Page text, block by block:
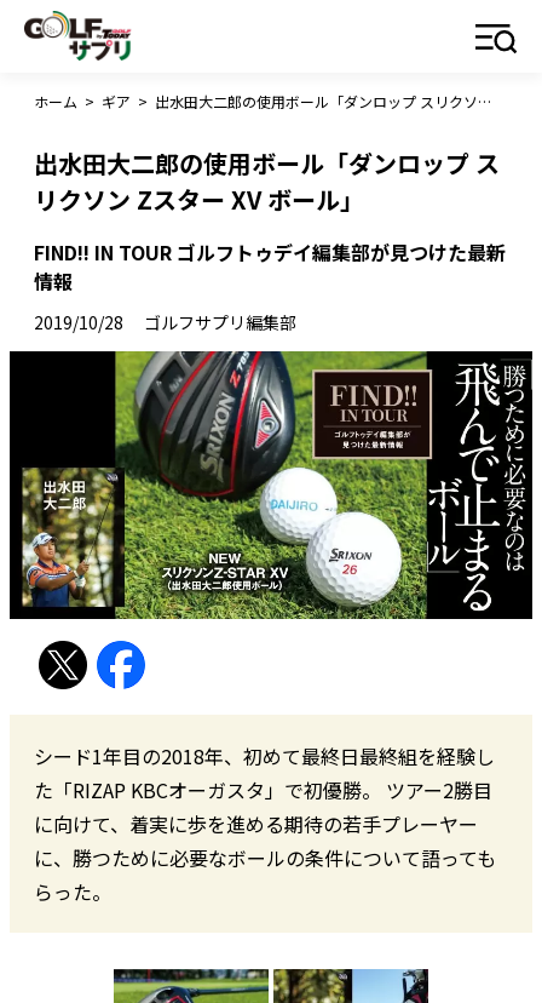
ホーム > ギア > 出水田大二郎の使用ボール「ダンロップ スリクソン Zスター XV ボール」
出水田大二郎の使用ボール「ダンロップ ス
リクソン Zスター XV ボール」
FIND!! IN TOUR ゴルフトゥデイ編集部が見つけた最新
情報
2019/10/28 ゴルフサプリ編集部
シード1年目の2018年、初めて最終日最終組を経験し
た「RIZAP KBCオーガスタ」で初優勝。 ツアー2勝目
に向けて、着実に歩を進める期待の若手プレーヤー
に、勝つために必要なボールの条件について語っても
らった。